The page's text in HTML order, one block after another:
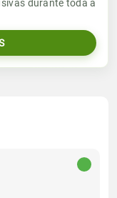
do ar
do ar
h
durante toda a